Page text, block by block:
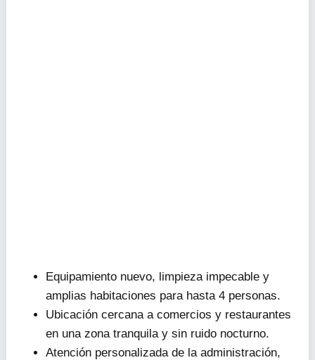
Equipamiento nuevo, limpieza impecable y
amplias habitaciones para hasta 4 personas.
Ubicación cercana a comercios y restaurantes
en una zona tranquila y sin ruido nocturno.
Atención personalizada de la administración,